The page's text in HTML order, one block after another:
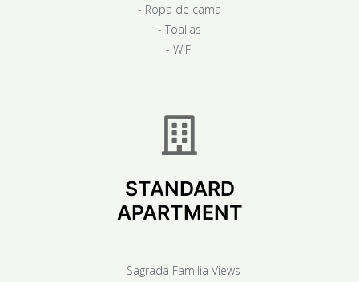
- Ropa de cama
- Toallas
- WiFi
STANDARD
APARTMENT
- Sagrada Familia Views